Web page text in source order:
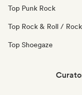
Top Punk Rock
Top Rock & Roll /
Top Shoegaze